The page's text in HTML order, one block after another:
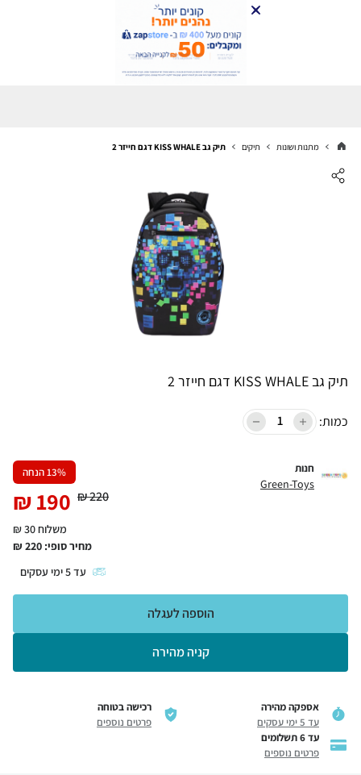
מתנות ושונות תיקים תיק גב KISS WHALE דגם חייזר 2
תיק גב KISS WHALE דגם חייזר 2
כמות:
חנות
Green-Toys
13% הנחה
220
₪
190
₪
משלוח 30 ₪
מחיר סופי: 220
₪
עד5ימי עסקים
קניה מהירה
הוספה לעגלה
אספקה מהירה
עד 5 ימי עסקים
רכישה בטוחה
פרטים נוספים
עד 6 תשלומים
פרטים נוספים